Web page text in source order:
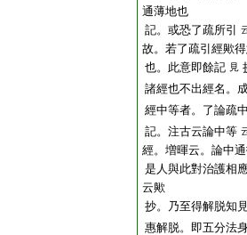
通薄地也
記。或恐了疏所引
故。若了疏引經歟
也。此意即餘記 見
諸經也不出經名。
經中等者。了論疏
記。注古云論中等
經。増暉云。論中
是人與此對治護相
云歟
抄。乃至得解脱知
惠解脱。即五分法